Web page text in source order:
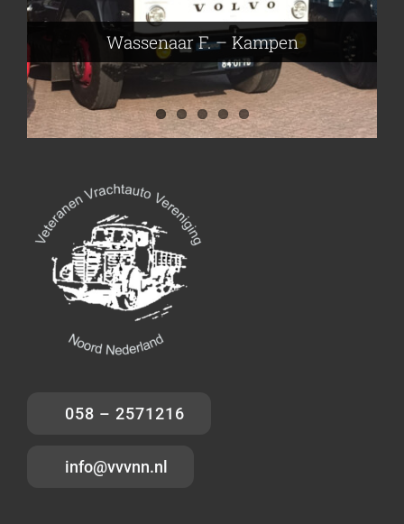
Wassenaar F. – Kampen
Nijmeier Erwin – Smilde
Hartog den Richard – Borculo
058 – 2571216
info@vvvnn.nl